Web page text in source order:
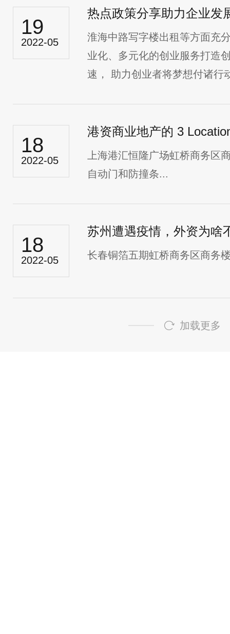
19
2022-05
热点政策分享助力企业发
淮海中路写字楼出租等方面充
业化、多元化的创业服务打造
速， 助力创业者将梦想付诸行
18
2022-05
港资商业地产的 3
上海港汇恒隆广场虹桥商务区
自动门和防撞条...
18
2022-05
苏州遭遇疫情，外资为啥
长春铜箔五期虹桥商务区商务
加载更多